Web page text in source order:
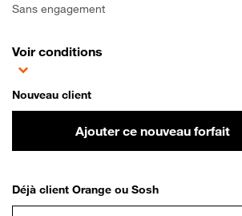
Sans engagement
Voir conditions
Nouveau client
Ajouter ce nouveau forfait
Déjà client Orange ou Sosh